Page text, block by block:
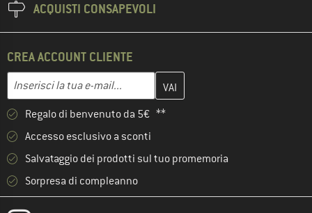
ACQUISTI CONSAPEVOLI
CREA ACCOUNT CLIENTE
Indirizzo e-mail
Inserisci qui il tuo indirizzo e-mail e crea il tuo account cliente
Regalo di benvenuto da 5€ **
Accesso esclusivo a sconti
Salvataggio dei prodotti sul tuo promemoria
Sorpresa di compleanno